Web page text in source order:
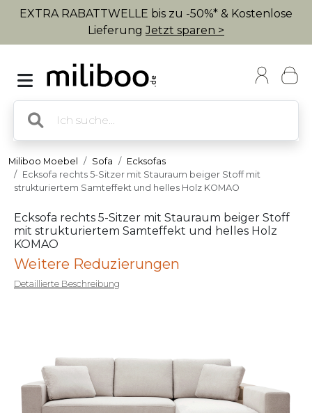
EXTRA RABATTWELLE bis zu -50%* & Kostenlose
LieferungJetzt sparen >
Miliboo Moebel Sofa
Ecksofas
Ecksofa rechts 5-Sitzer mit Stauraum beiger Stoff mit
strukturiertem Samteffekt und helles Holz KOMAO
Ecksofa rechts 5-Sitzer mit Stauraum beiger Stoff
mit strukturiertem Samteffekt und helles Holz
KOMAO
Weitere Reduzierungen
Detaillierte Beschreibung